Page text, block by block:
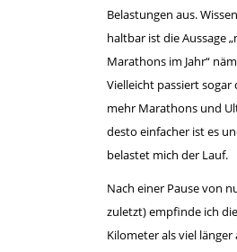
Belastungen aus.
haltbar ist die Aussage
Marathons im Jahr“
Vielleicht passiert sogar
mehr Marathons und
desto einfacher ist es
belastet mich der Lauf.
Nach einer Pause von
zuletzt) empfinde ich
Kilometer als viel länger